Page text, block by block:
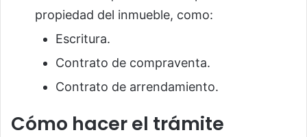
propiedad del inmueble, como:
Escritura.
Contrato de compraventa.
Contrato de arrendamiento.
Cómo hacer el trámite